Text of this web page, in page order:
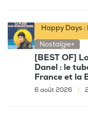
Happy Days
Nostalgie+
[BEST OF]
Danel : le
France et la
6 août 2026